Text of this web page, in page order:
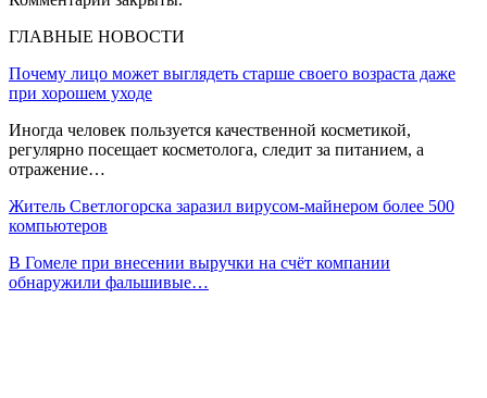
ГЛАВНЫЕ НОВОСТИ
Почему лицо может выглядеть старше своего возраста даже
при хорошем уходе
Иногда человек пользуется качественной косметикой,
регулярно посещает косметолога, следит за питанием, а
отражение…
Житель Светлогорска заразил вирусом-майнером более 500
компьютеров
В Гомеле при внесении выручки на счёт компании
обнаружили фальшивые…